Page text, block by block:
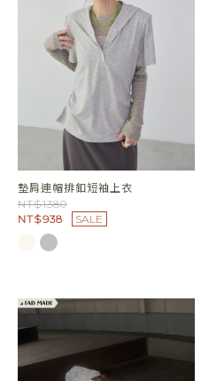
墊肩連帽排釦短袖上衣
NT$1380
NT$938
SALE